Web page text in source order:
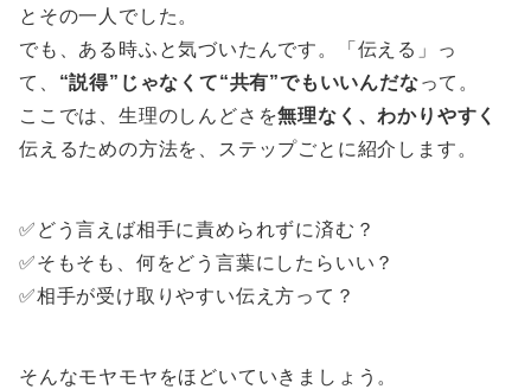
とその一人でした。
でも、ある時ふと気づいたんです。「伝える」っ
て、 “説得”じゃなくて“共有”でもいいんだなって。
ここでは、生理のしんどさを無理なく、わかりやすく
伝えるための方法を、ステップごとに紹介します。
✅どう言えば相手に責められずに済む？
✅そもそも、何をどう言葉にしたらいい？
✅相手が受け取りやすい伝え方って？
そんなモヤモヤをほどいていきましょう。